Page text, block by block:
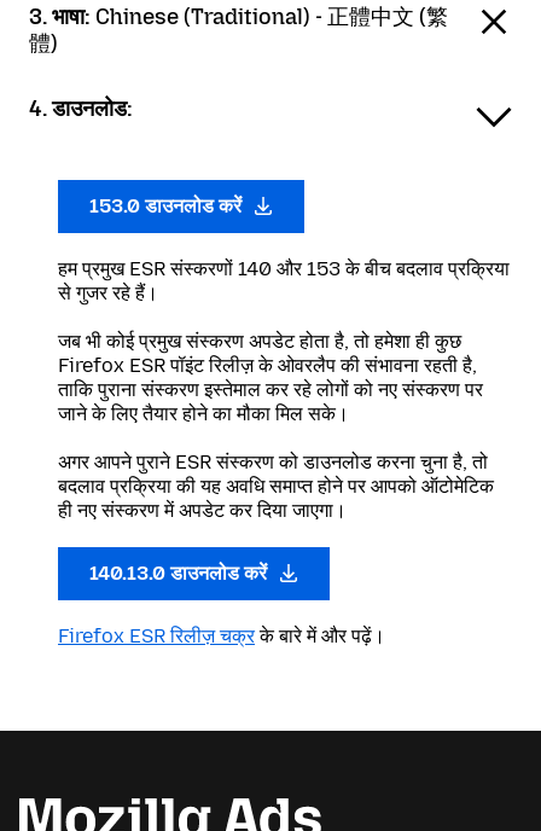
3. भाषा: Chinese (Traditional) - 正體中文 (繁
體)
4. डाउनलोड:
153.0 डाउनलोड करें
हम प्रमुख ESR संस्करणों 140 और 153 के बीच बदलाव प्रक्रिया
से गुजर रहे हैं।
जब भी कोई प्रमुख संस्करण अपडेट होता है, तो हमेशा ही कुछ
Firefox ESR पॉइंट रिलीज़ के ओवरलैप की संभावना रहती है,
ताकि पुराना संस्करण इस्तेमाल कर रहे लोगों को नए संस्करण पर
जाने के लिए तैयार होने का मौका मिल सके।
अगर आपने पुराने ESR संस्करण को डाउनलोड करना चुना है, तो
बदलाव प्रक्रिया की यह अवधि समाप्त होने पर आपको ऑटोमेटिक
ही नए संस्करण में अपडेट कर दिया जाएगा।
140.13.0 डाउनलोड करें
Firefox ESR रिलीज़ चक्रके बारे में और पढ़ें।